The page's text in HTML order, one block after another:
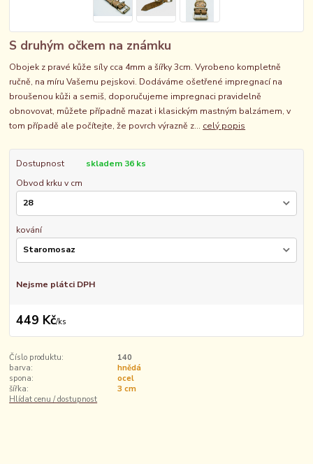
S druhým očkem na známku
Obojek z pravé kůže síly cca 4mm a šířky 3cm. Vyrobeno kompletně
ručně, na míru Vašemu pejskovi. Dodáváme ošetřené impregnací na
broušenou kůži a semiš, doporučujeme impregnaci pravidelně
obnovovat, můžete případně mazat i klasickým mastným balzámem, v
tom případě ale počítejte, že povrch výrazně z... celý popis
Dostupnost
skladem 36 ks
Obvod krku v cm
kování
Nejsme plátci DPH
449 Kč/ks
Číslo produktu:
140
barva:
hnědá
spona:
ocel
šířka:
3 cm
Hlídat cenu / dostupnost